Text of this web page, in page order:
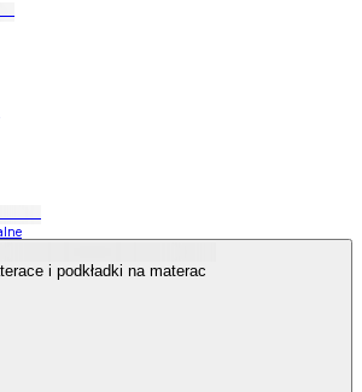
i podkładki na materac